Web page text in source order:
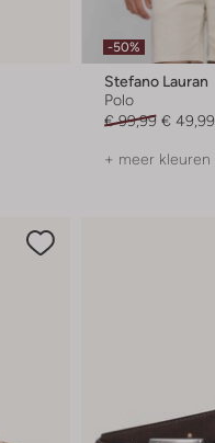
-50%
Stefano Lauran
Polo
€ 99,99 € 49,99
+ meer kleuren